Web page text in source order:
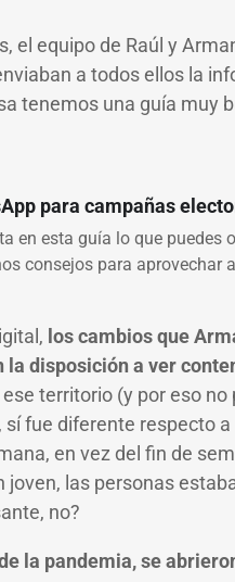
el equipo de Raúl y
a todos ellos la
tenemos una guía muy
para campañas
en esta guía lo que puedes
consejos para aprovechar
los cambios que
la disposición a ver
territorio (y por eso
sí fue diferente respecto
en vez del fin de
joven, las personas
no?
la pandemia, se